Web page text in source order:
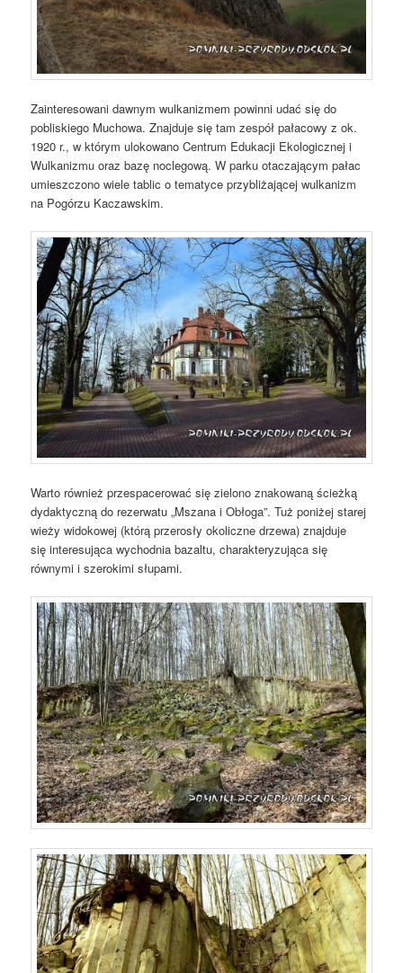
Zainteresowani dawnym wulkanizmem powinni udać się do
pobliskiego Muchowa. Znajduje się tam zespół pałacowy z ok.
1920 r., w którym ulokowano Centrum Edukacji Ekologicznej i
Wulkanizmu oraz bazę noclegową. W parku otaczającym pałac
umieszczono wiele tablic o tematyce przybliżającej wulkanizm
na Pogórzu Kaczawskim.
Warto również przespacerować się zielono znakowaną ścieżką
dydaktyczną do rezerwatu „Mszana i Obłoga”. Tuż poniżej starej
wieży widokowej (którą przerosły okoliczne drzewa) znajduje
się interesująca wychodnia bazaltu, charakteryzująca się
równymi i szerokimi słupami.